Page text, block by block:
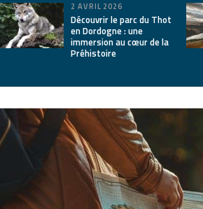
2 AVRIL 2026
Découvrir le parc du Thot
en Dordogne : une
immersion au cœur de la
Préhistoire